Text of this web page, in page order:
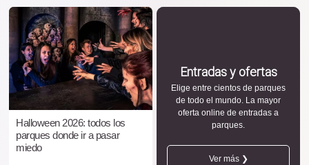
Halloween 2026: todos los
parques donde ir a pasar
miedo
Entradas y ofertas
Elige entre cientos de parques
de todo el mundo. La mayor
oferta online de entradas a
parques.
Ver más ❯